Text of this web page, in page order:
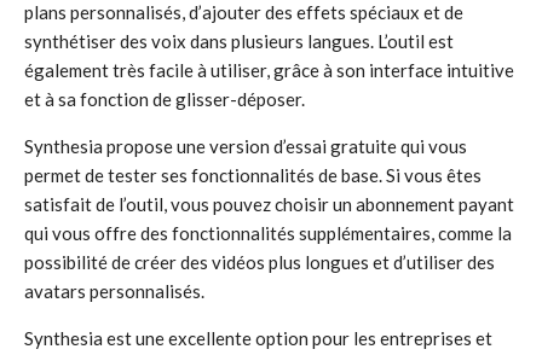
plans personnalisés, d’ajouter des effets spéciaux et de
synthétiser des voix dans plusieurs langues. L’outil est
également très facile à utiliser, grâce à son interface intuitive
et à sa fonction de glisser-déposer.
Synthesia propose une version d’essai gratuite qui vous
permet de tester ses fonctionnalités de base. Si vous êtes
satisfait de l’outil, vous pouvez choisir un abonnement payant
qui vous offre des fonctionnalités supplémentaires, comme la
possibilité de créer des vidéos plus longues et d’utiliser des
avatars personnalisés.
Synthesia est une excellente option pour les entreprises et